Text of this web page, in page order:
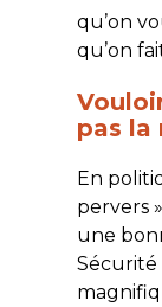
qu’on
qu’on
pas la
En
pervers
une
Sécurité